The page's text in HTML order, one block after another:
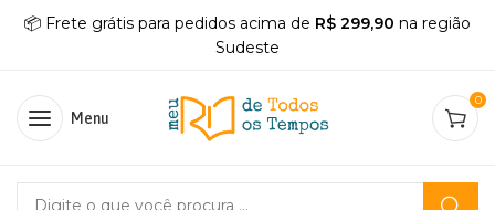
📦 Frete grátis para pedidos acima de R$ 299,90 na região
Sudeste
Menu
0